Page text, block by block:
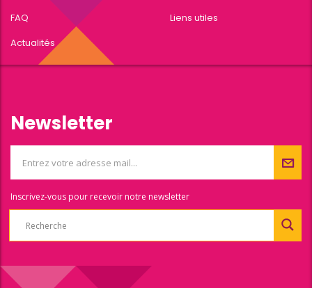
FAQ
Liens utiles
Actualités
Newsletter
Inscrivez-vous pour recevoir notre newsletter